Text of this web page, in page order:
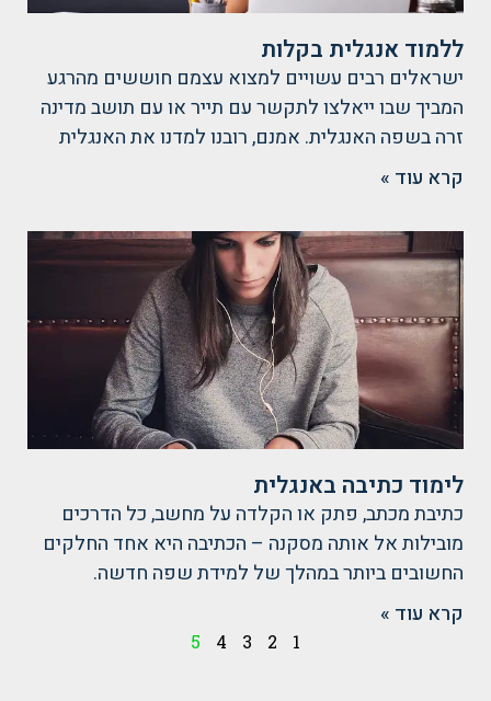
ללמוד אנגלית בקלות
ישראלים רבים עשויים למצוא עצמם חוששים מהרגע
המביך שבו ייאלצו לתקשר עם תייר או עם תושב מדינה
זרה בשפה האנגלית. אמנם, רובנו למדנו את האנגלית
קרא עוד »
לימוד כתיבה באנגלית
כתיבת מכתב, פתק או הקלדה על מחשב, כל הדרכים
מובילות אל אותה מסקנה – הכתיבה היא אחד החלקים
החשובים ביותר במהלך של למידת שפה חדשה.
קרא עוד »
1
2
3
4
5